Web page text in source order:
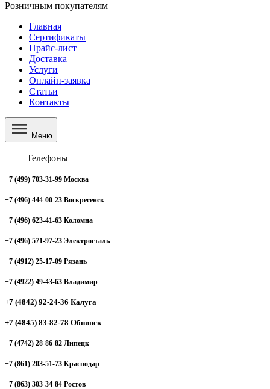
Розничным покупателям
Главная
Сертификаты
Прайс-лист
Доставка
Услуги
Онлайн-заявка
Статьи
Контакты
Меню
Телефоны
+7 (499) 703-31-99 Москва
+7 (496) 444-00-23 Воскресенск
+7 (496) 623-41-63 Коломна
+7 (496) 571-97-23 Электросталь
+7 (4912) 25-17-09 Рязань
+7 (4922) 49-43-63 Владимир
+7 (4842) 92-24-36 Калуга
+7 (4845) 83-82-78 Обнинск
+7 (4742) 28-86-82 Липецк
+7 (861) 203-51-73 Краснодар
+7 (863) 303-34-84 Ростов